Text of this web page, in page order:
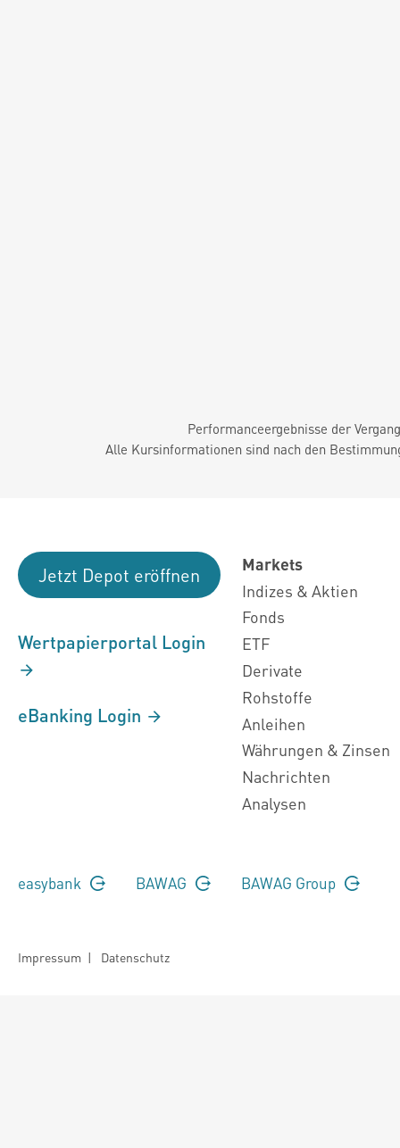
Performanceergebnisse der
Alle Kursinformationen sind nach den
Jetzt Depot eröffnen
Wertpapierportal Login
eBanking Login
Markets
Indizes & Aktien
Fonds
ETF
Derivate
Rohstoffe
Anleihen
Währungen & Zinsen
Nachrichten
Analysen
easybank BAWAG BAWAG Group
Impressum | Datenschutz